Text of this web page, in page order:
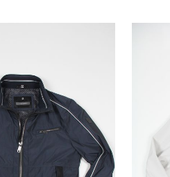
Obermaterial: 100%
Ursprungs.
AUF DEN MERKZETTEL